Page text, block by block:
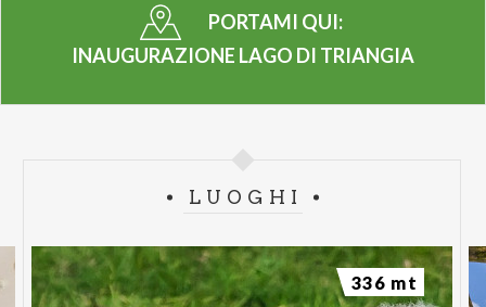
PORTAMI QUI:
INAUGURAZIONE LAGO DI TRIANGIA
LUOGHI
336 mt